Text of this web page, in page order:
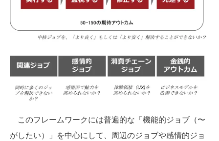
このフレームワークには普遍的な「機能的ジョブ（〜
がしたい）」を中心にして、周辺のジョブや感情的ジョ